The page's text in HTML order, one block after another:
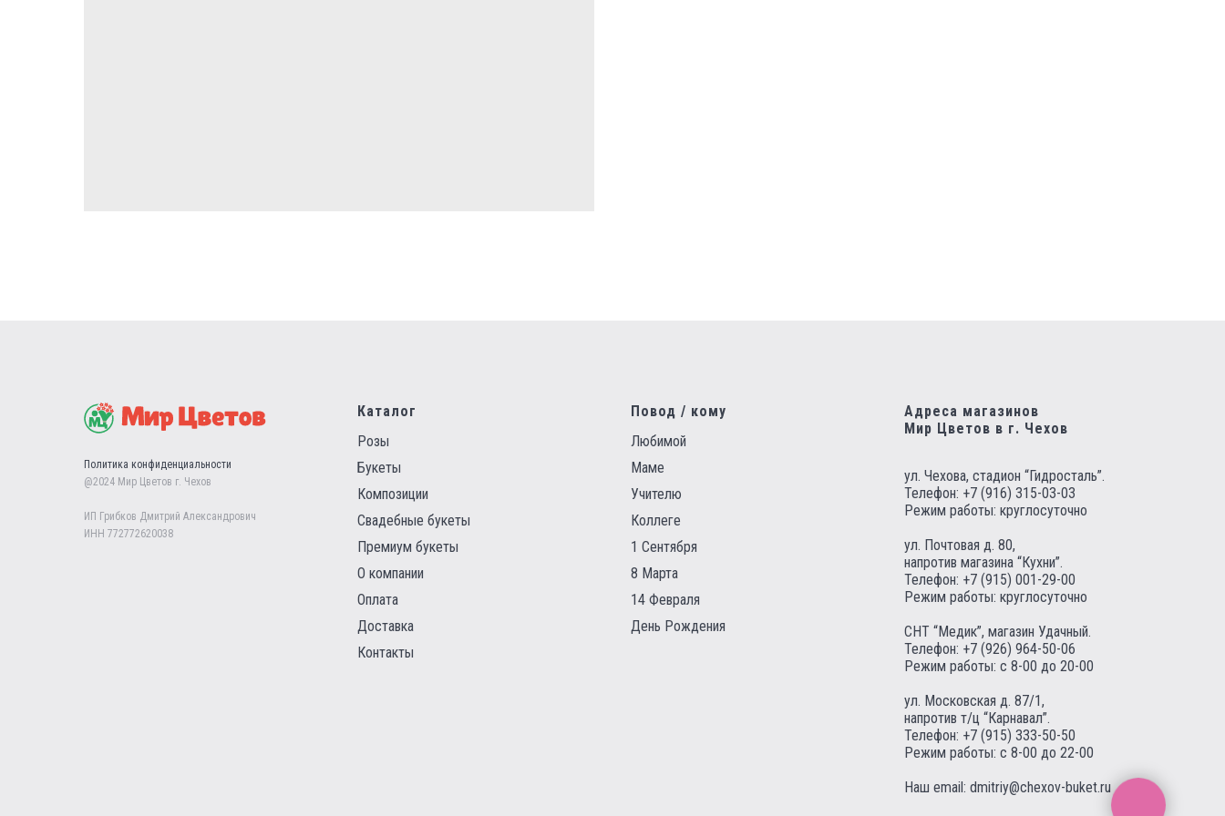
Политика конфиденциальности
@2024 Мир Цветов г. Чехов
ИП Грибков Дмитрий Александрович
ИНН 772772620038
Каталог
Розы
Букеты
Композиции
Свадебные букеты
Премиум букеты
О компании
Оплата
Доставка
Контакты
Повод / кому
Любимой
Маме
Учителю
Коллеге
1 Сентября
8 Марта
14 Февраля
День Рождения
Адреса магазинов
Мир Цветов в г. Чехов
ул. Чехова, стадион “Гидросталь”.
Телефон: +7 (916) 315-03-03
Режим работы: круглосуточно
ул. Почтовая д. 80,
напротив магазина “Кухни”.
Телефон: +7 (915) 001-29-00
Режим работы: круглосуточно
СНТ “Медик”, магазин Удачный.
Телефон: +7 (926) 964-50-06
Режим работы: с 8-00 до 20-00
ул. Московская д. 87/1,
напротив т/ц “Карнавал”.
Телефон: +7 (915) 333-50-50
Режим работы: с 8-00 до 22-00
Наш email: dmitriy@chexov-buket.ru